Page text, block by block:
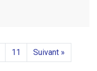
11 Suivant »